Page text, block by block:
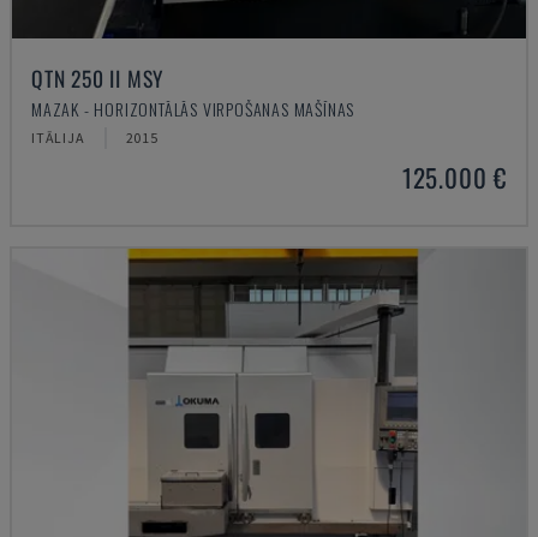
QTN 250 II MSY
MAZAK - HORIZONTĀLĀS VIRPOŠANAS MAŠĪNAS
ITĀLIJA 2015
125.000 €